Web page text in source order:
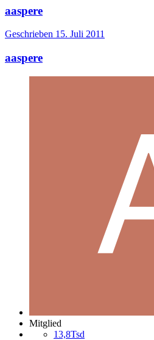
aaspere
Geschrieben 15. Juli 2011
aaspere
Mitglied
13,8Tsd